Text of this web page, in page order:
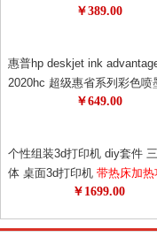
色外观，更美观！打印机也可
￥389.00
惠普hp deskjet ink
2020hc 超级惠省系列彩色喷
惠普超级惠省系列打印机
￥649.00
个性组装3d打印机 diy套件
体 桌面3d打印机 带热床加热
超值精品 极客必备 3d专享月
￥1699.00